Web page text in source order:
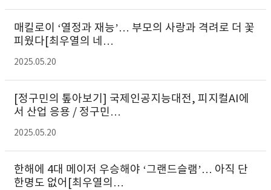
매킬로이 ‘열정과 재능’… 부모의 사랑과 격려로 더 꽃
피웠다[최우열의 네…
2025.05.20
[정구민의 톺아보기] 국제인공지능대전, 피지컬AI에
서 산업 응용 / 정구민…
2025.05.20
한해에 4대 메이저 우승해야 ‘그랜드슬램’… 아직 단
한명도 없어[최우열의…